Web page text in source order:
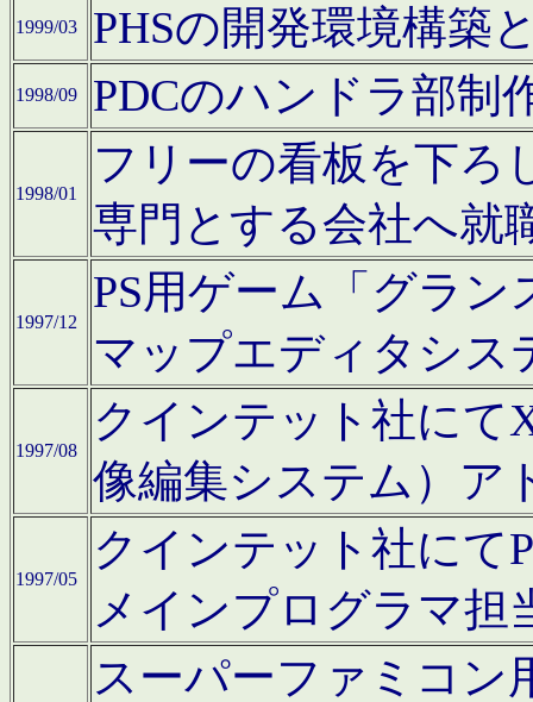
1999/03 PHSの開発環境構築
1998/09 PDCのハンドラ部制
1998/01
フリーの看板を下ろ
専門とする会社へ就
1997/12
PS用ゲーム「グラン
マップエディタシス
1997/08
クインテット社にて
像編集システム）ア
1997/05
クインテット社にて
メインプログラマ担
スーパーファミコン